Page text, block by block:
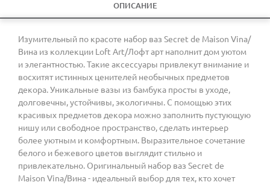
ОПИСАНИЕ
Изумительный по красоте набор ваз Secret de Maison Vina/
Вина из коллекции Loft Art/Лофт арт наполнит дом уютом
и элегантностью. Такие аксессуары привлекут внимание и
восхитят истинных ценителей необычных предметов
декора. Уникальные вазы из бамбука просты в уходе,
долговечны, устойчивы, экологичны. С помощью этих
красивых предметов декора можно заполнить пустующую
нишу или свободное пространство, сделать интерьер
более уютным и комфортным. Выразительное сочетание
белого и бежевого цветов выглядит стильно и
привлекательно. Оригинальный набор ваз Secret de
Maison Vina/Вина - идеальный выбор для тех, кто хочет